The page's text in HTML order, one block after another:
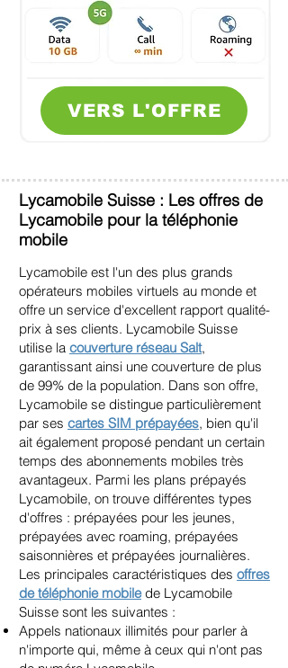
VERS L'OFFRE
Lycamobile Suisse : Les offres de
Lycamobile pour la téléphonie
mobile
Lycamobile est l'un des plus grands
opérateurs mobiles virtuels au monde et
offre un service d'excellent rapport qualité-
prix à ses clients. Lycamobile Suisse
utilise la couverture réseau Salt,
garantissant ainsi une couverture de plus
de 99% de la population. Dans son offre,
Lycamobile se distingue particulièrement
par ses cartes SIM prépayées, bien qu'il
ait également proposé pendant un certain
temps des abonnements mobiles très
avantageux. Parmi les plans prépayés
Lycamobile, on trouve différentes types
d'offres : prépayées pour les jeunes,
prépayées avec roaming, prépayées
saisonnières et prépayées journalières.
Les principales caractéristiques des offres
de téléphonie mobilede Lycamobile
Suisse sont les suivantes :
Appels nationaux illimités pour parler à
n'importe qui, même à ceux qui n'ont pas